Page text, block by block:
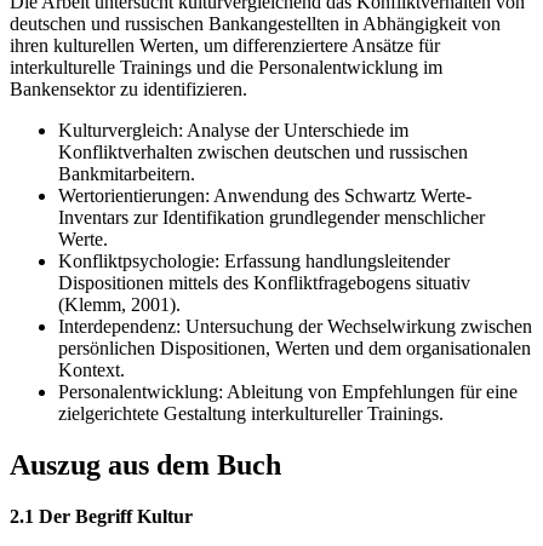
deutschen und russischen Bankangestellten in Abhängigkeit von
ihren kulturellen Werten, um differenziertere Ansätze für
interkulturelle Trainings und die Personalentwicklung im
Bankensektor zu identifizieren.
Kulturvergleich: Analyse der Unterschiede im
Konfliktverhalten zwischen deutschen und russischen
Bankmitarbeitern.
Wertorientierungen: Anwendung des Schwartz Werte-
Inventars zur Identifikation grundlegender menschlicher
Werte.
Konfliktpsychologie: Erfassung handlungsleitender
Dispositionen mittels des Konfliktfragebogens situativ
(Klemm, 2001).
Interdependenz: Untersuchung der Wechselwirkung zwischen
persönlichen Dispositionen, Werten und dem organisationalen
Kontext.
Personalentwicklung: Ableitung von Empfehlungen für eine
zielgerichtete Gestaltung interkultureller Trainings.
Auszug aus dem Buch
2.1 Der Begriff Kultur